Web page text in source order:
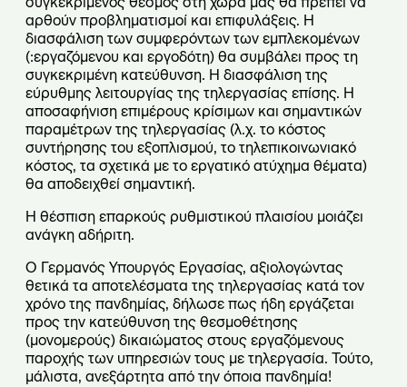
αρθούν προβληματισμοί και επιφυλάξεις. Η
διασφάλιση των συμφερόντων των εμπλεκομένων
(:εργαζόμενου και εργοδότη) θα συμβάλει προς τη
συγκεκριμένη κατεύθυνση. Η διασφάλιση της
εύρυθμης λειτουργίας της τηλεργασίας επίσης. Η
αποσαφήνιση επιμέρους κρίσιμων και σημαντικών
παραμέτρων της τηλεργασίας (λ.χ. το κόστος
συντήρησης του εξοπλισμού, το τηλεπικοινωνιακό
κόστος, τα σχετικά με το εργατικό ατύχημα θέματα)
θα αποδειχθεί σημαντική.
Η θέσπιση επαρκούς ρυθμιστικού πλαισίου μοιάζει
ανάγκη αδήριτη.
Ο Γερμανός Υπουργός Εργασίας, αξιολογώντας
θετικά τα αποτελέσματα της τηλεργασίας κατά τον
χρόνο της πανδημίας, δήλωσε πως ήδη εργάζεται
προς την κατεύθυνση της θεσμοθέτησης
(μονομερούς) δικαιώματος στους εργαζόμενους
παροχής των υπηρεσιών τους με τηλεργασία. Τούτο,
μάλιστα, ανεξάρτητα από την όποια πανδημία!